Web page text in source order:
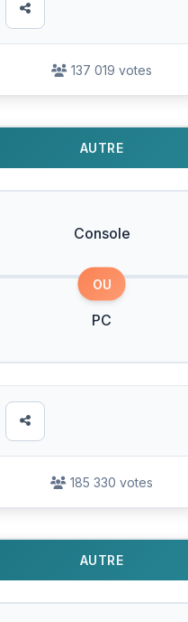
137 019 votes
AUTRE
Console
OU
PC
185 330 votes
AUTRE